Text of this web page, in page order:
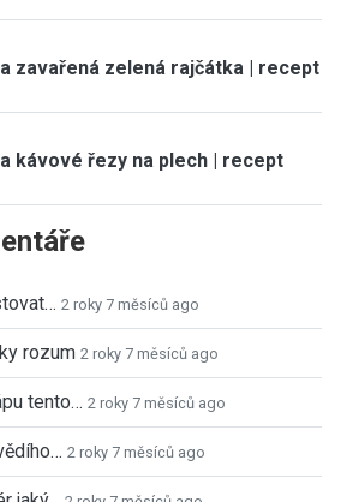
zavařená zelená rajčátka | recept
kávové řezy na plech | recept
2 roky 7 měsíců ago
rozum 2 roky 7 měsíců ago
tento… 2 roky 7 měsíců ago
2 roky 7 měsíců ago